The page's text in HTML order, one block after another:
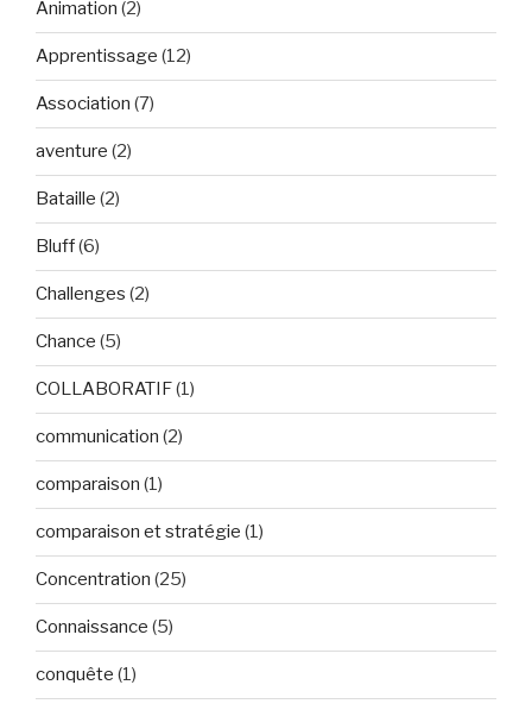
Animation (2)
Apprentissage (12)
Association (7)
aventure (2)
Bataille (2)
Bluff(6)
Challenges (2)
Chance (5)
COLLABORATIF(1)
communication (2)
comparaison (1)
comparaison et stratégie (1)
Concentration (25)
Connaissance (5)
conquête (1)